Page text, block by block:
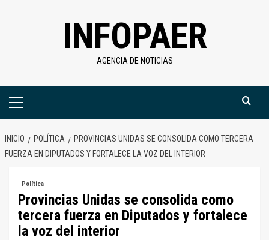
INFOPAER
AGENCIA DE NOTICIAS
Menú
INICIO POLÍTICA
PROVINCIAS UNIDAS SE CONSOLIDA COMO TERCERA
FUERZA EN DIPUTADOS Y FORTALECE LA VOZ DEL INTERIOR
Política
Provincias Unidas se consolida como
tercera fuerza en Diputados y fortalece
la voz del interior